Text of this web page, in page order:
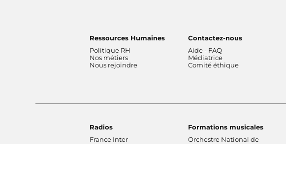
Ressources Humaines
Politique RH
Nos métiers
Nous rejoindre
Contactez-nous
Aide - FAQ
Médiatrice
Comité éthique
Radios
France Inter
Formations musicales
Orchestre National de